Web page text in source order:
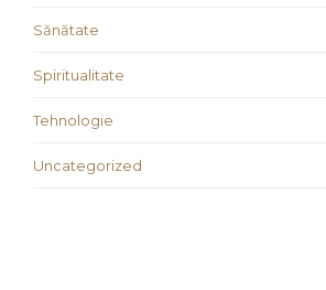
Sănătate
Spiritualitate
Tehnologie
Uncategorized